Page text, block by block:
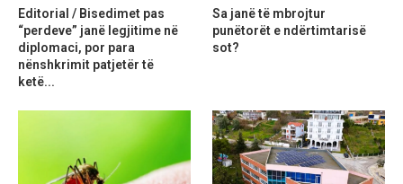
Editorial / Bisedimet pas
“perdeve” janë legjitime në
diplomaci, por para
nënshkrimit patjetër të
ketë...
Sa janë të mbrojtur
punëtorët e ndërtimtarisë
sot?